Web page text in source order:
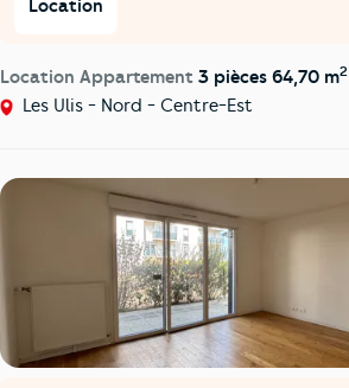
Location
Location Appartement 3 pièces 64,70 m2
Les Ulis - Nord - Centre-Est